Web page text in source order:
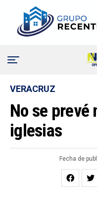
VERACRUZ
No se prevé
iglesias
Fecha de